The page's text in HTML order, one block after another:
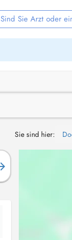
Sind Sie Arzt oder
Sie sind hier: